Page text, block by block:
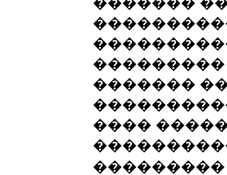
���������
�������
����
���������